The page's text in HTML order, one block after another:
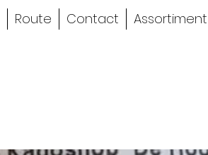
Route Contact Assortiment